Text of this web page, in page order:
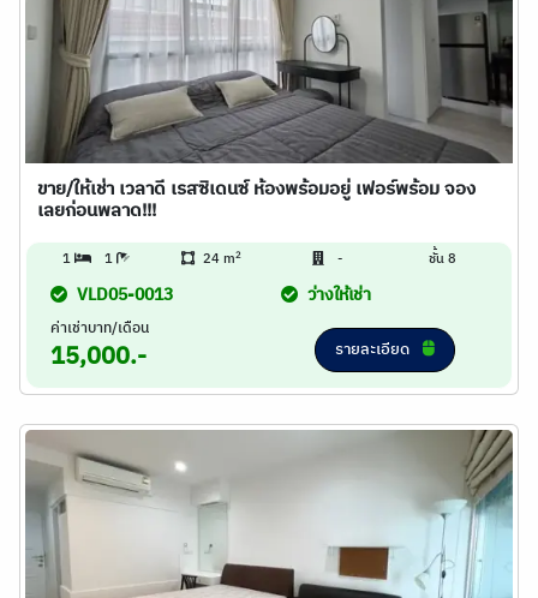
ขาย/ให้เช่า เวลาดี เรสซิเดนซ์ ห้องพร้อมอยู่ เฟอร์พร้อม จอง
เลยก่อนพลาด!!!
1 1 24 m2 - ชั้น 8
VLD05-0013 ว่างให้เช่า
ค่าเช่าบาท/เดือน
15,000.- รายละเอียด